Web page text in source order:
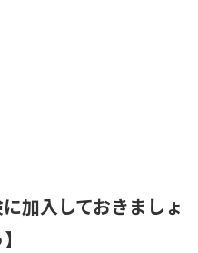
加入しておきましょ